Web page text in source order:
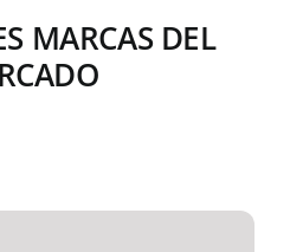
MARCAS DEL